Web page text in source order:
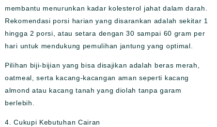
membantu menurunkan kadar kolesterol jahat dalam darah.
Rekomendasi porsi harian yang disarankan adalah sekitar 1
hingga 2 porsi, atau setara dengan 30 sampai 60 gram per
hari untuk mendukung pemulihan jantung yang optimal.
Pilihan biji-bijian yang bisa disajikan adalah beras merah,
oatmeal, serta kacang-kacangan aman seperti kacang
almond atau kacang tanah yang diolah tanpa garam
berlebih.
4. Cukupi Kebutuhan Cairan